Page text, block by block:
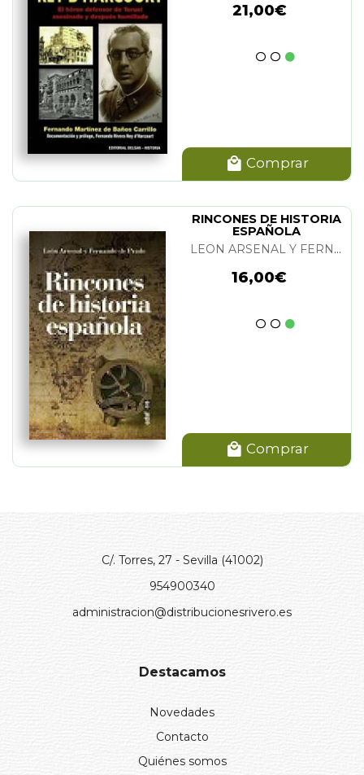
21,00€
Comprar
RINCONES DE HISTORIA
ESPAÑOLA
LEON ARSENAL Y FERNANDO DE PRADO
16,00€
Comprar
C/. Torres, 27 - Sevilla (41002)
954900340
administracion@distribucionesrivero.es
Destacamos
Novedades
Contacto
Quiénes somos